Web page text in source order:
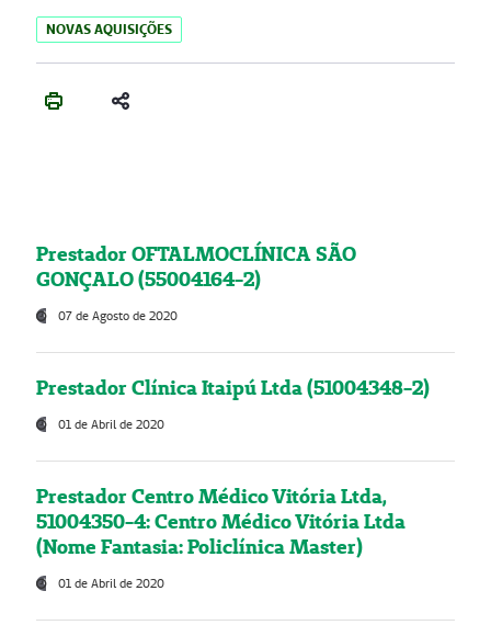
NOVAS AQUISIÇÕES
Prestador OFTALMOCLÍNICA SÃO
GONÇALO (55004164-2)
07 de Agosto de 2020
Prestador Clínica Itaipú Ltda (51004348-2)
01 de Abril de 2020
Prestador Centro Médico Vitória Ltda,
51004350-4: Centro Médico Vitória Ltda
(Nome Fantasia: Policlínica Master)
01 de Abril de 2020